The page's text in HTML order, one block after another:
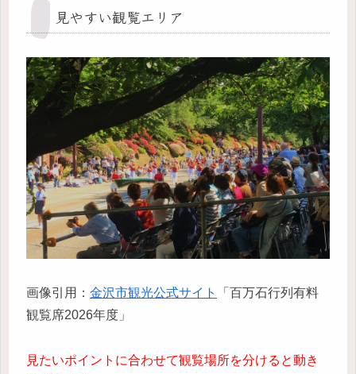
見やすい観覧エリア
画像引用： 金沢市観光公式サイト
「百万石行列有料
観覧席2026年度」
見たいポイントに合わせて観覧場所を分けると動き